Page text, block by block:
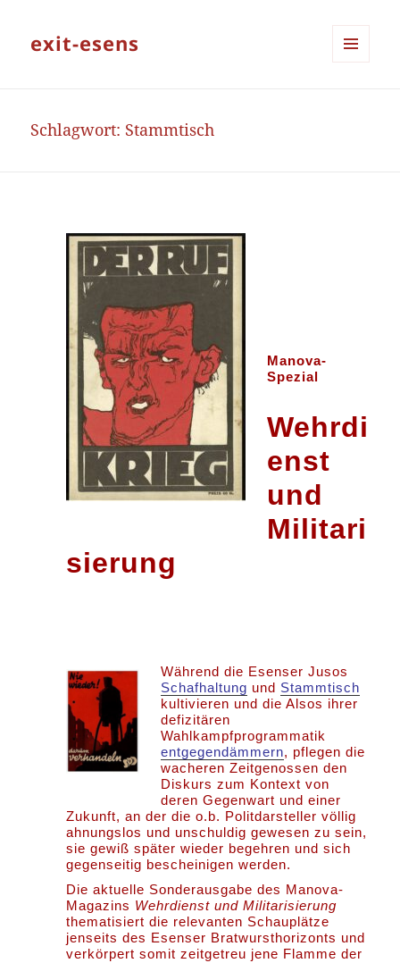
exit-esens
Schlagwort: Stammtisch
Manova-
Spezial
Wehrdi
enst
und
Militari
sierung
Während die Esenser Jusos
Schafhaltung und Stammtisch
kultivieren und die Alsos ihrer
defizitären
Wahlkampfprogrammatik
entgegendämmern, pflegen die
wacheren Zeitgenossen den
Diskurs zum Kontext von
deren Gegenwart und einer
Zukunft, an der die o.b. Politdarsteller völlig
ahnungslos und unschuldig gewesen zu sein,
sie gewiß später wieder begehren und sich
gegenseitig bescheinigen werden.
Die aktuelle Sonderausgabe des Manova-
Magazins Wehrdienst und Militarisierung
thematisiert die relevanten Schauplätze
jenseits des Esenser Bratwursthorizonts und
verkörpert somit zeitgetreu jene Flamme der